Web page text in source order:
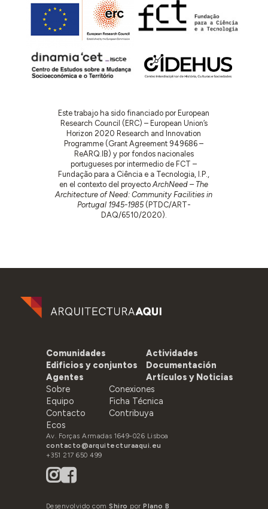
Este trabajo ha sido financiado por European
Research Council (ERC) – European Union’s
Horizon 2020 Research and Innovation
Programme (Grant Agreement 949686 –
ReARQ.IB) y por fondos nacionales
portugueses por intermedio de FCT –
Fundação para a Ciência e a Tecnologia, I.P.,
en el contexto del proyectoArchNeed – The
Architecture of Need: Community Facilities in
Portugal 1945-1985(PTDC/ART-
DAQ/6510/2020).
Comunidades
Edificios y conjuntos
Agentes
Actividades
Documentación
Artículos y Noticias
Sobre
Equipo
Contacto
Ecos
Conexiones
Ficha Técnica
Contribuya
Av. Forças Armadas 1649-026 Lisboa
contacto@arquitecturaaqui.eu
+351 217 650 499
Desenvolvido comShiro porPlano B